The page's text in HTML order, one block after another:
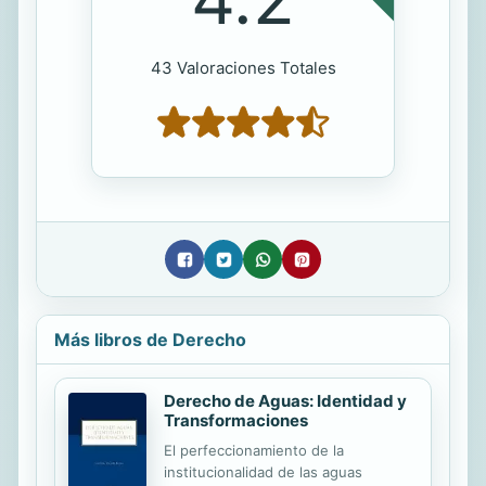
43 Valoraciones Totales
Más libros de Derecho
Derecho de Aguas: Identidad y
Transformaciones
El perfeccionamiento de la
institucionalidad de las aguas